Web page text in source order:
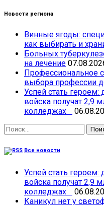
Новости региона
Винные ягоды:
как выбирать и
Больных
на лечение
Профессиональное
выбора профессии
Успей стать
войска получат 2,9
колледжах
Найти:
Все новости
Успей стать
войска получат 2,9
колледжах
Каникул нет у